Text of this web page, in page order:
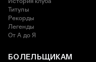
Титулы
Рекорды
Легенды
От А до Я
БОЛЕЛЬЩИКАМ